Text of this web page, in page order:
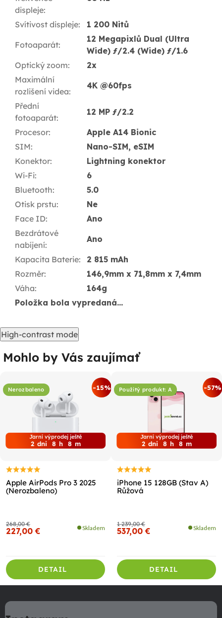
displeje:
Svítivost displeje: 1 200 Nitů
Fotoaparát:
12 Megapixlů Dual (Ultra
Wide) ƒ/2.4 (Wide) ƒ/1.6
Optický zoom:
2x
Maximální
rozlišení videa:
4K @60fps
Přední
fotoaparát:
12 MP ƒ/2.2
Procesor:
Apple A14 Bionic
SIM:
Nano-SIM, eSIM
Konektor:
Lightning konektor
Wi-Fi:
6
Bluetooth:
5.0
Otisk prstu:
Ne
Face ID:
Ano
Bezdrátové
nabíjení:
Ano
Kapacita Baterie:
2 815 mAh
Rozměr:
146,9mm x 71,8mm x 7,4mm
Váha:
164g
Položka bola vypredaná…
High-contrast mode
Mohlo by Vás zaujímať
Nerozbaleno -15%
Jarní výprodej ještě
2 dni 8 h 8 m
Apple AirPods Pro 3 2025
(Nerozbaleno)
268,00 €
227,00 € Skladem
DETAIL
Použitý produkt: A -57%
Jarní výprodej ještě
2 dni 8 h 8 m
iPhone 15 128GB (Stav A)
Růžová
1 239,00 €
537,00 € Skladem
DETAIL
á